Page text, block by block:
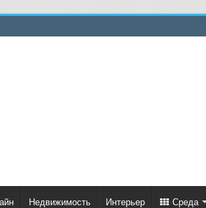
Недвижимость Интерьер Среда